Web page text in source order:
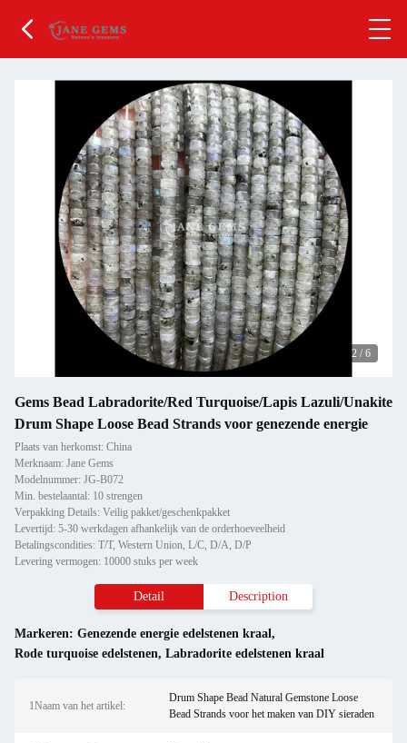
2 / 6
Gems Bead Labradorite/Red Turquoise/Lapis Lazuli/Unakite
Drum Shape Loose Bead Strands voor genezende energie
Plaats van herkomst: China
Merknaam: Jane Gems
Modelnummer: JG-B072
Min. bestelaantal: 10 strengen
Verpakking Details: Veilig pakket/geschenkpakket
Levertijd: 5-30 werkdagen afhankelijk van de orderhoeveelheid
Betalingscondities: T/T, Western Union, L/C, D/A, D/P
Levering vermogen: 10000 stuks per week
Detail Description
Markeren: Genezende energie edelstenen kraal,
Rode turquoise edelstenen, Labradorite edelstenen kraal
1Naam van het artikel:
Drum Shape Bead Natural Gemstone Loose
Bead Strands voor het maken van DIY sieraden